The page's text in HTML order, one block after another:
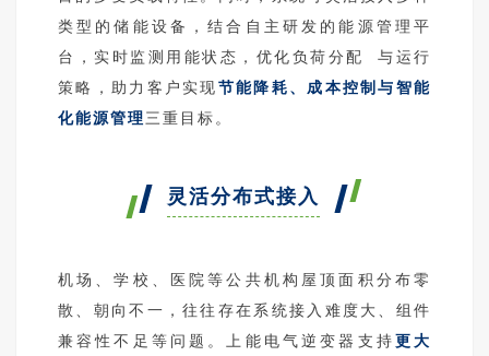
类型的储能设备，结合自主研发的能源管理平
台，实时监测用能状态，优化负荷分配
与运行
策略，助力客户实现节能降耗、成本控制与智能
化能源管理三重目标。
灵活分布式接入
机场、学校、医院等公共机构屋顶面积分布零
散、朝向不一，往往存在系统接入难度大、组件
兼容性不足等问题。上能电气逆变器支持更大